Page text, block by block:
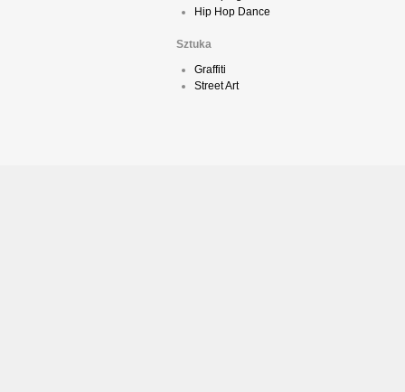
Hip Hop Dance
Sztuka
Graffiti
Street Art